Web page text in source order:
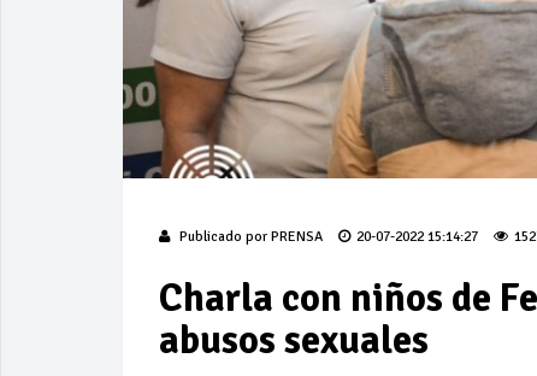
Publicado por PRENSA 20-07-2022 15:14:27
Charla con niños de
abusos sexuales